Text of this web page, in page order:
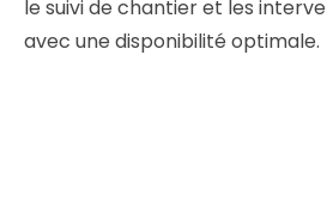
le suivi de chantier et les
avec une disponibilité optimale.